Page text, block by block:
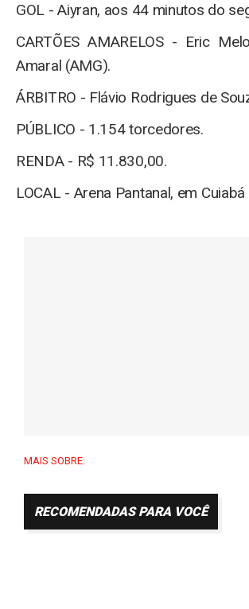
GOL - Aiyran, aos 44 minutos do
CARTÕES AMARELOS - Eric
Amaral (AMG).
ÁRBITRO - Flávio Rodrigues de
PÚBLICO - 1.154 torcedores.
RENDA - R$ 11.830,00.
LOCAL - Arena Pantanal, em
MAIS SOBRE:
RECOMENDADAS PARA VOCÊ